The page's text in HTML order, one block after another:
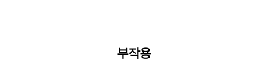
부작용